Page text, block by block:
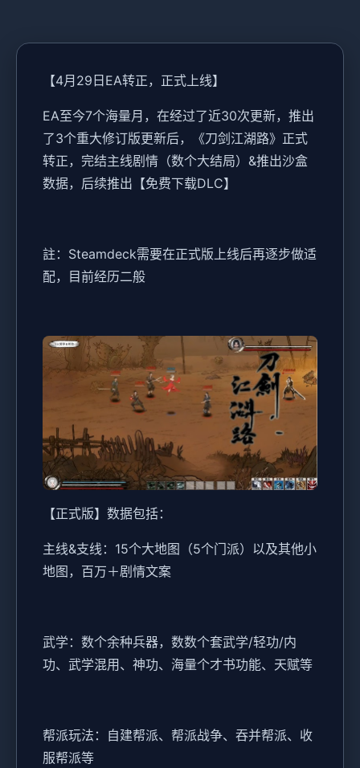
【4月29日EA转正，正式上线】
EA至今7个海量月，在经过了近30次更新，推出
了3个重大修订版更新后，《刀剑江湖路》正式
转正，完结主线剧情（数个大结局）&推出沙盒
数据，后续推出【免费下载DLC】
註：Steamdeck需要在正式版上线后再逐步做适
配，目前经历二般
【正式版】数据包括：
主线&支线：15个大地图（5个门派）以及其他小
地图，百万＋剧情文案
武学：数个余种兵器，数数个套武学/轻功/内
功、武学混用、神功、海量个才书功能、天赋等
帮派玩法：自建帮派、帮派战争、吞并帮派、收
服帮派等